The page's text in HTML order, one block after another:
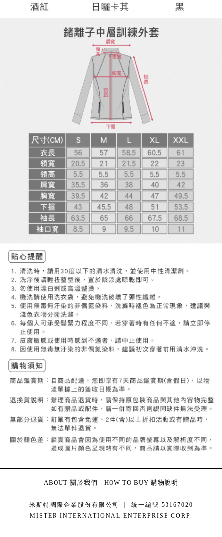
ABOUT 關於我們 HOW TO BUY 購物說明
米斯特國際企業股份有限公司 ｜ 統一編號 53167020
MISTER INTERNATIONAL ENTERPRISE CORP.